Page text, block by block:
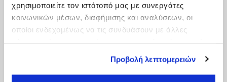
χρησιμοποιείτε τον ιστότοπό μας με συνεργάτες
κοινωνικών μέσων, διαφήμισης και αναλύσεων, οι
οποίοι ενδεχομένως να τις συνδυάσουν με άλλες
Προβολή λεπτομερειών